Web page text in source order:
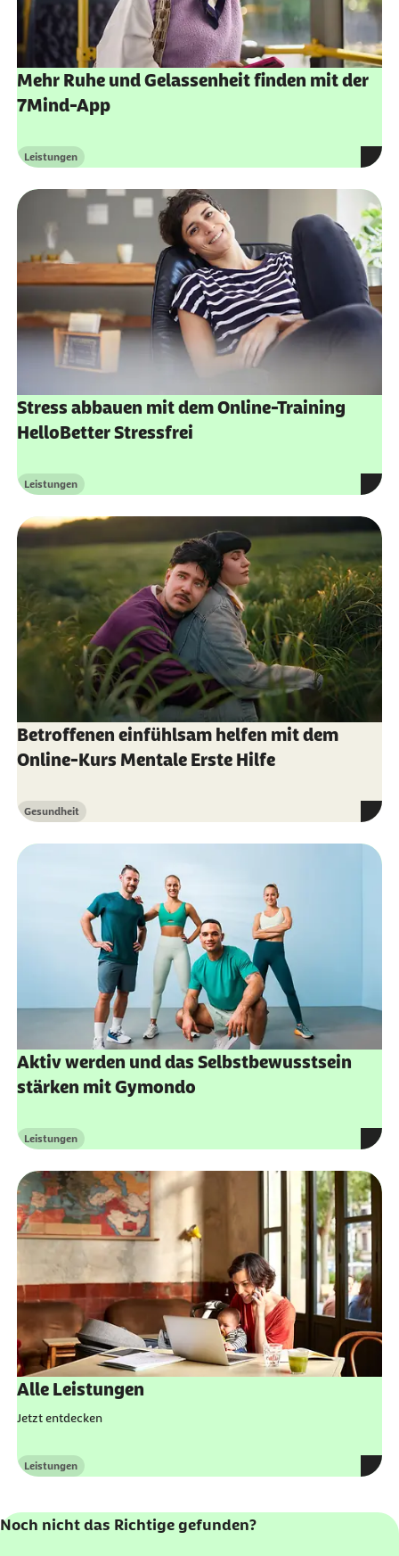
Mehr Ruhe und Gelassenheit finden mit der
7Mind-App
Kategorie
Leistungen
Stress abbauen mit dem Online-Training
HelloBetter Stressfrei
Kategorie
Leistungen
Betroffenen einfühlsam helfen mit dem
Online-Kurs Mentale Erste Hilfe
Kategorie
Gesundheit
Aktiv werden und das Selbstbewusstsein
stärken mit Gymondo
Kategorie
Leistungen
Alle Leistungen
Jetzt entdecken
Kategorie
Leistungen
Noch nicht das Richtige gefunden?